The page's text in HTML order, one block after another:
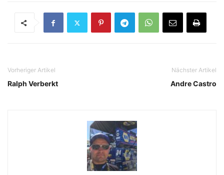
Vorheriger Artikel
Ralph Verberkt
Nächster Artikel
Andre Castro